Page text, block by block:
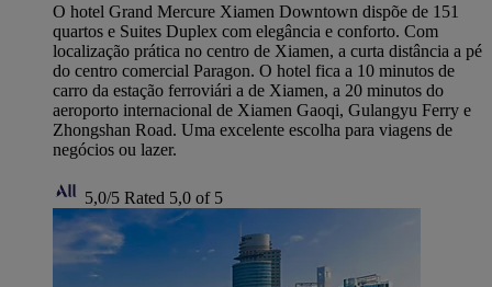
O hotel Grand Mercure Xiamen Downtown dispõe de 151
quartos e Suites Duplex com elegância e conforto. Com
localização prática no centro de Xiamen, a curta distância a pé
do centro comercial Paragon. O hotel fica a 10 minutos de
carro da estação ferroviári a de Xiamen, a 20 minutos do
aeroporto internacional de Xiamen Gaoqi, Gulangyu Ferry e
Zhongshan Road. Uma excelente escolha para viagens de
negócios ou lazer.
5,0/5 Rated 5,0 of 5